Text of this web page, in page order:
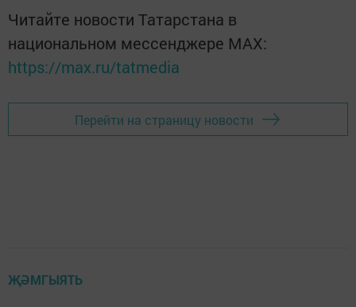
Читайте новости Татарстана в
национальном мессенджере MАХ:
https://max.ru/tatmedia
Перейти на страницу новости
ҖӘМГЫЯТЬ